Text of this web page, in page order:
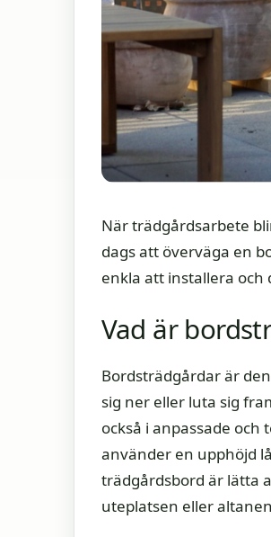
När trädgårdsarbete
dags att överväga en
enkla att installera
Vad är
Bordsträdgårdar är
sig ner eller luta sig
också i anpassade
använder en upphöjd
trädgårdsbord är lätta
uteplatsen eller